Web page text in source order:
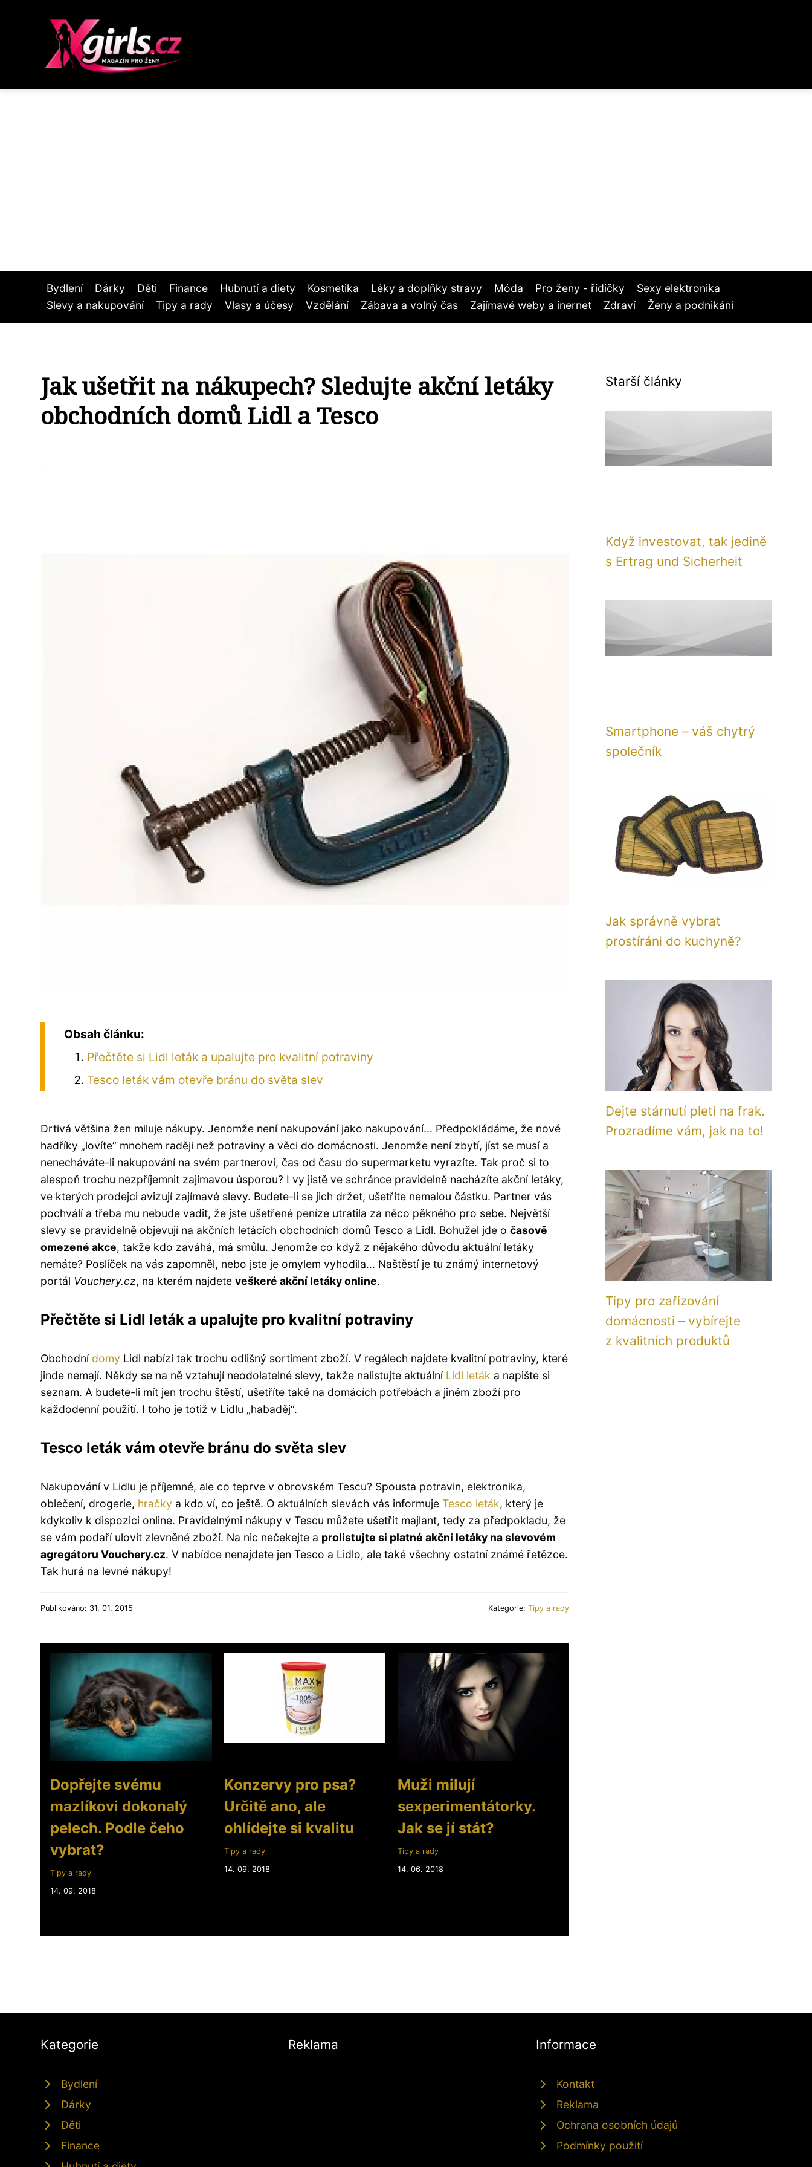
Bydlení Dárky Děti Finance Hubnutí a diety Kosmetika Léky a doplňky stravy Móda Pro ženy - řidičky
Sexy elektronika
Slevy a nakupování
Tipy a rady Vlasy a účesy Vzdělání Zábava a volný čas Zajímavé weby a inernet Zdraví Ženy a podnikání
Jak ušetřit na nákupech? Sledujte akční letáky
obchodních domů Lidl a Tesco
Obsah článku:
Přečtěte si Lidl leták a upalujte pro kvalitní potraviny
Tesco leták vám otevře bránu do světa slev
Drtivá většina žen miluje nákupy. Jenomže není nakupování jako nakupování... Předpokládáme, že nové
hadříky „lovíte“ mnohem raději než potraviny a věci do domácnosti. Jenomže není zbytí, jíst se musí a
nenecháváte-li nakupování na svém partnerovi, čas od času do supermarketu vyrazíte. Tak proč si to
alespoň trochu nezpříjemnit zajímavou úsporou? I vy jistě ve schránce pravidelně nacházíte akční letáky,
ve kterých prodejci avizují zajímavé slevy. Budete-li se jich držet, ušetříte nemalou částku. Partner vás
pochválí a třeba mu nebude vadit, že jste ušetřené peníze utratila za něco pěkného pro sebe. Největší
slevy se pravidelně objevují na akčních letácích obchodních domů Tesco a Lidl. Bohužel jde o časově
omezené akce, takže kdo zaváhá, má smůlu. Jenomže co když z nějakého důvodu aktuální letáky
nemáte? Poslíček na vás zapomněl, nebo jste je omylem vyhodila... Naštěstí je tu známý internetový
portál Vouchery.cz, na kterém najdete veškeré akční letáky online.
Přečtěte si Lidl leták a upalujte pro kvalitní potraviny
Obchodní domy Lidl nabízí tak trochu odlišný sortiment zboží. V regálech najdete kvalitní potraviny, které
jinde nemají. Někdy se na ně vztahují neodolatelné slevy, takže nalistujte aktuální Lidl leták a napište si
seznam. A budete-li mít jen trochu štěstí, ušetříte také na domácích potřebách a jiném zboží pro
každodenní použití. I toho je totiž v Lidlu „habaděj“.
Tesco leták vám otevře bránu do světa slev
Nakupování v Lidlu je příjemné, ale co teprve v obrovském Tescu? Spousta potravin, elektronika,
oblečení, drogerie, hračky a kdo ví, co ještě. O aktuálních slevách vás informuje Tesco leták, který je
kdykoliv k dispozici online. Pravidelnými nákupy v Tescu můžete ušetřit majlant, tedy za předpokladu, že
se vám podaří ulovit zlevněné zboží. Na nic nečekejte a prolistujte si platné akční letáky na slevovém
agregátoru Vouchery.cz. V nabídce nenajdete jen Tesco a Lidlo, ale také všechny ostatní známé řetězce.
Tak hurá na levné nákupy!
Publikováno: 31. 01. 2015 Kategorie: Tipy a rady
Dopřejte svému
mazlíkovi dokonalý
pelech. Podle čeho
vybrat?
Tipy a rady
14. 09. 2018
Konzervy pro psa?
Určitě ano, ale
ohlídejte si kvalitu
Tipy a rady
14. 09. 2018
Muži milují
sexperimentátorky.
Jak se jí stát?
Tipy a rady
14. 06. 2018
Starší články
Když investovat, tak jedině
s Ertrag und Sicherheit
Smartphone – váš chytrý
společník
Jak správně vybrat
prostíráni do kuchyně?
Dejte stárnutí pleti na frak.
Prozradíme vám, jak na to!
Tipy pro zařizování
domácnosti – vybírejte
z kvalitních produktů
Kategorie
Bydlení
Dárky
Děti
Finance
Reklama Informace
Kontakt
Reklama
Ochrana osobních údajů
Podmínky použití